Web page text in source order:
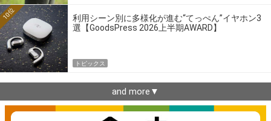
利用シーン別に多様化が進む“てっぺん”イヤホン3
選【GoodsPress 2026上半期AWARD】
10位
トピックス
and more▼